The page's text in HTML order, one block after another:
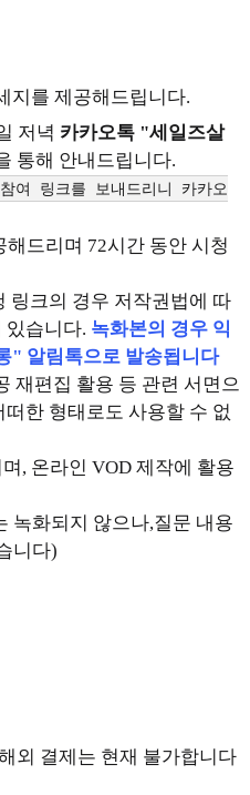
지를 제공해드립니다.
저녁 카카오톡 "세일즈살
통해 안내드립니다.
링크를 보내드리니 카카오
드리며 72시간 동안 시청
링크의 경우 저작권법에 따
있습니다. 녹화본의 경우 익
" 알림톡으로 발송됩니다
재편집 활용 등 관련 서면으
한 형태로도 사용할 수 없
, 온라인 VOD 제작에 활용
녹화되지 않으나, 질문 내용
니다)
외 결제는 현재 불가합니다